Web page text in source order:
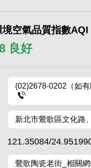
境空氣品質指數AQI
良好
(02)2678-0202（如
新北市鶯歌區文化路
121.35084/
鶯歌陶瓷老街_相關